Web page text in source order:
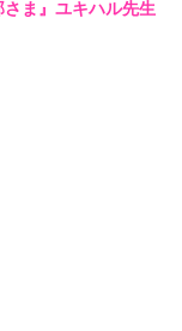
ま』ユキハル先生